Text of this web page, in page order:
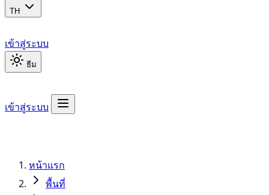
TH
เข้าสู่ระบบ
ธีม
เข้าสู่ระบบ
หน้าแรก
พื้นที่